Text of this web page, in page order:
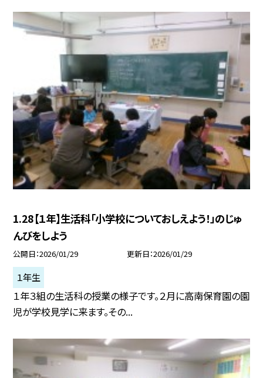
1.28【１年】生活科「小学校についておしえよう！」のじゅ
んびをしよう
公開日 2026/01/29 更新日 2026/01/29
１年生
１年３組の生活科の授業の様子です。２月に高南保育園の園
児が学校見学に来ます。その...